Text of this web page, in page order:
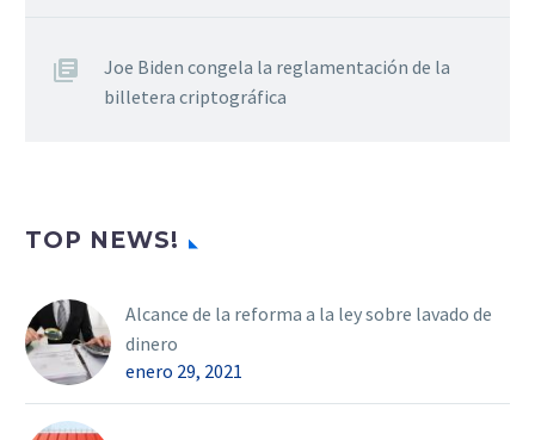
Joe Biden congela la reglamentación de la
billetera criptográfica
TOP NEWS!
Alcance de la reforma a la ley sobre lavado de
dinero
enero 29, 2021